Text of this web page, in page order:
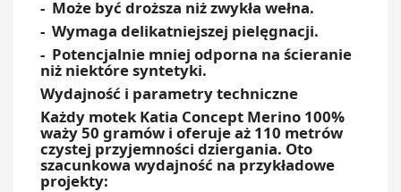
- Może być droższa niż zwykła wełna.
- Wymaga delikatniejszej pielęgnacji.
- Potencjalnie mniej odporna na ścieranie
niż niektóre syntetyki.
Wydajność i parametry techniczne
Każdy motek Katia Concept Merino 100%
waży 50 gramów i oferuje aż 110 metrów
czystej przyjemności dziergania. Oto
szacunkowa wydajność na przykładowe
projekty: